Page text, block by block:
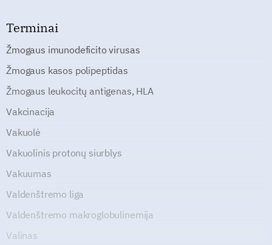
Terminai
Žmogaus imunodeficito virusas
Žmogaus kasos polipeptidas
Žmogaus leukocitų antigenas, HLA
Vakcinacija
Vakuolė
Vakuolinis protonų siurblys
Vakuumas
Valdenštremo liga
Valdenštremo makroglobulinemija
Valinas